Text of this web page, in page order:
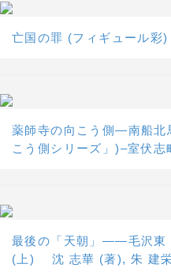
亡国の罪 (フィギュール
薬師寺の向こう側―南船北
こう側シリーズ」)–室伏志
最後の「天朝」――毛沢東
(上) 沈 志華 (著), 朱 建